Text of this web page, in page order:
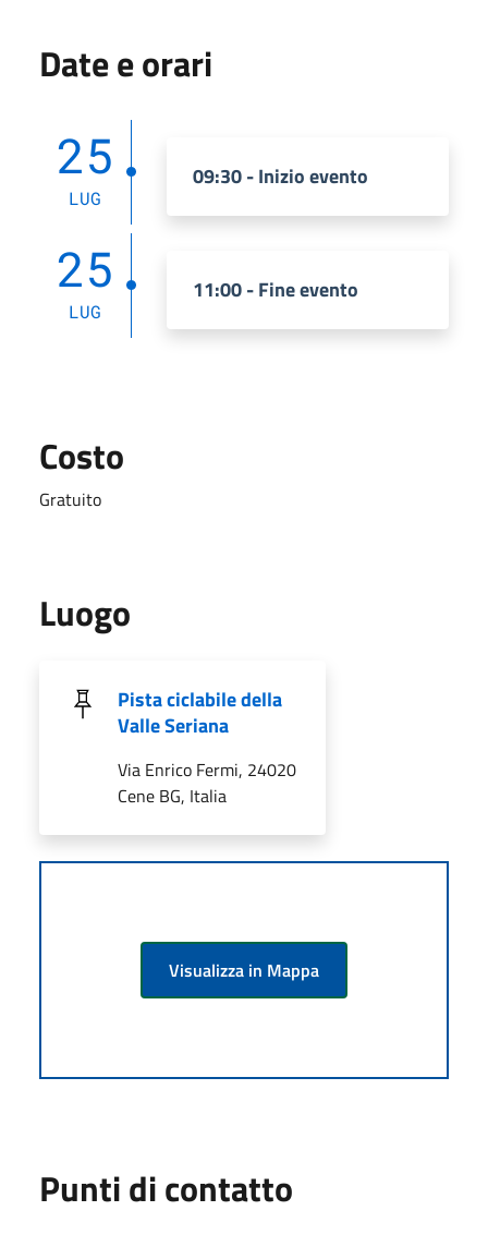
Date e orari
25
LUG
09:30 - Inizio evento
25
LUG
11:00 - Fine evento
Costo
Gratuito
Luogo
Pista ciclabile della
Valle Seriana
Via Enrico Fermi, 24020
Cene BG, Italia
Visualizza in Mappa
Punti di contatto